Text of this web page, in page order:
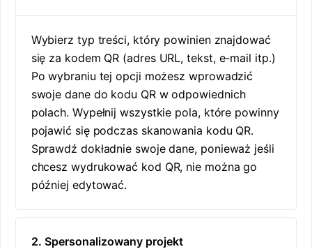
Wybierz typ treści, który powinien znajdować
się za kodem QR (adres URL, tekst, e-mail itp.)
Po wybraniu tej opcji możesz wprowadzić
swoje dane do kodu QR w odpowiednich
polach. Wypełnij wszystkie pola, które powinny
pojawić się podczas skanowania kodu QR.
Sprawdź dokładnie swoje dane, ponieważ jeśli
chcesz wydrukować kod QR, nie można go
później edytować.
2. Spersonalizowany projekt